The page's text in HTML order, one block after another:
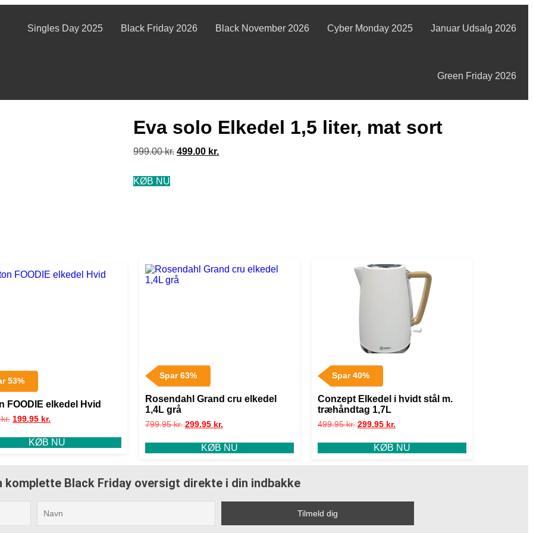
Singles Day 2025 Black Friday 2026 Black November 2026 Cyber Monday 2025 Januar Udsalg 2026
Green Friday 2026
Eva solo Elkedel 1,5 liter, mat sort
999.00kr. 499.00 kr.
KØB NU
53%
FOODIE elkedel Hvid
kr. 199.95 kr.
KØB NU
Spar 63%
Rosendahl Grand cru elkedel
1,4L grå
799.95kr. 299.95 kr.
KØB NU
Spar 40%
Conzept Elkedel i hvidt stål m.
træhåndtag 1,7L
499.95kr. 299.95 kr.
KØB NU
komplette Black Friday oversigt direkte i din indbakke